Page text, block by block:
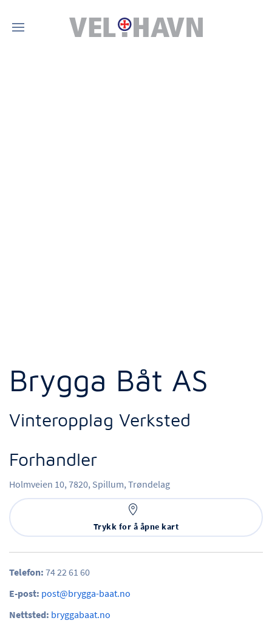
Brygga Båt AS
Vinteropplag Verksted
Forhandler
Holmveien 10, 7820, Spillum, Trøndelag
Trykk for å åpne kart
Telefon: 74 22 61 60
E-post: post@brygga-baat.no
Nettsted: bryggabaat.no